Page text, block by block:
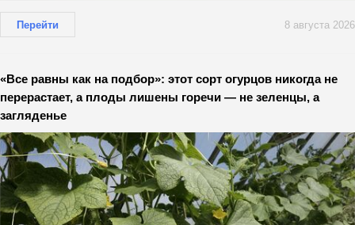
Перейти 8 августа 2026
«Все равны как на подбор»: этот сорт огурцов никогда не
перерастает, а плоды лишены горечи — не зеленцы, а
загляденье